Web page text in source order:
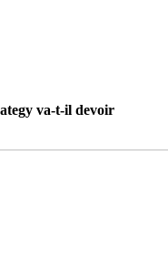
va-t-il devoir